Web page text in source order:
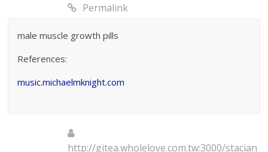
Permalink
male muscle growth pills
References:
music.michaelmknight.com
http://gitea.wholelove.com.tw:3000/stacian